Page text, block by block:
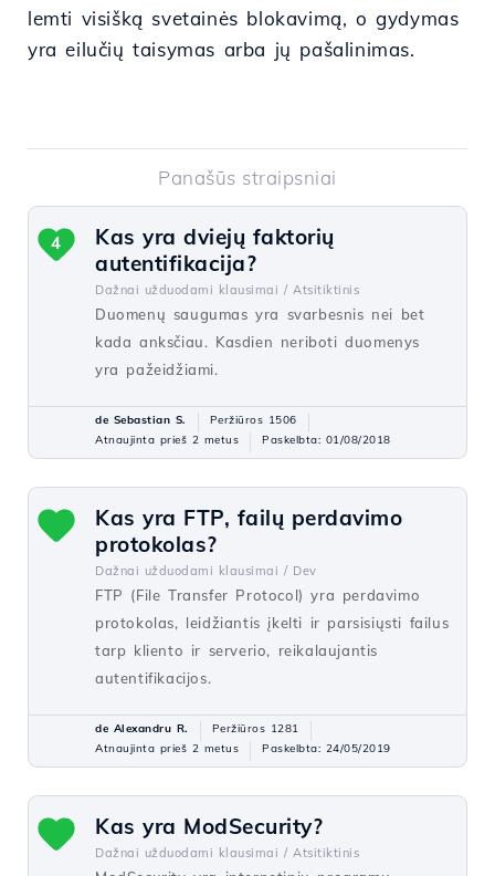
lemti visišką svetainės blokavimą, o gydymas
yra eilučių taisymas arba jų pašalinimas.
Panašūs straipsniai
Kas yra dviejų faktorių
autentifikacija?
Dažnai užduodami klausimai / Atsitiktinis
Duomenų saugumas yra svarbesnis nei bet
kada anksčiau. Kasdien neriboti duomenys
yra pažeidžiami.
4
de Sebastian S.
Peržiūros 1506
Atnaujinta prieš 2 metus
Paskelbta: 01/08/2018
Kas yra FTP, failų perdavimo
protokolas?
Dažnai užduodami klausimai / Dev
FTP (File Transfer Protocol) yra perdavimo
protokolas, leidžiantis įkelti ir parsisiųsti failus
tarp kliento ir serverio, reikalaujantis
autentifikacijos.
de Alexandru R.
Peržiūros 1281
Atnaujinta prieš 2 metus
Paskelbta: 24/05/2019
Kas yra ModSecurity?
Dažnai užduodami klausimai / Atsitiktinis